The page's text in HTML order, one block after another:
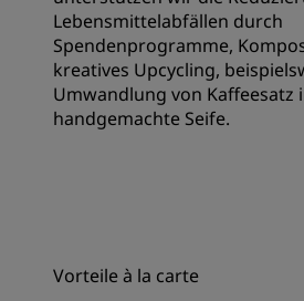
Lebensmittelabfällen durch
Spendenprogramme,
kreatives Upcycling,
Umwandlung von Kaffeesatz
handgemachte Seife.
Vorteile à la carte